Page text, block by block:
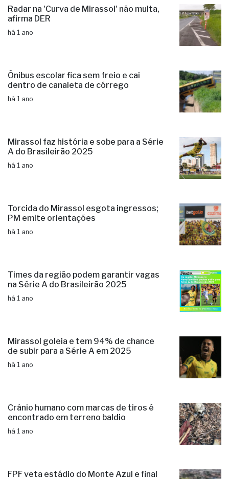
Radar na 'Curva de Mirassol' não multa,
afirma DER
há 1 ano
Ônibus escolar fica sem freio e cai
dentro de canaleta de córrego
há 1 ano
Mirassol faz história e sobe para a Série
A do Brasileirão 2025
há 1 ano
Torcida do Mirassol esgota ingressos;
PM emite orientações
há 1 ano
Times da região podem garantir vagas
na Série A do Brasileirão 2025
há 1 ano
Mirassol goleia e tem 94% de chance
de subir para a Série A em 2025
há 1 ano
Crânio humano com marcas de tiros é
encontrado em terreno baldio
há 1 ano
FPF veta estádio do Monte Azul e final